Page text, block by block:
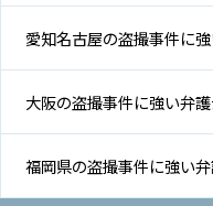
愛知名古屋の盗撮事件に
大阪の盗撮事件に強い弁
福岡県の盗撮事件に強い